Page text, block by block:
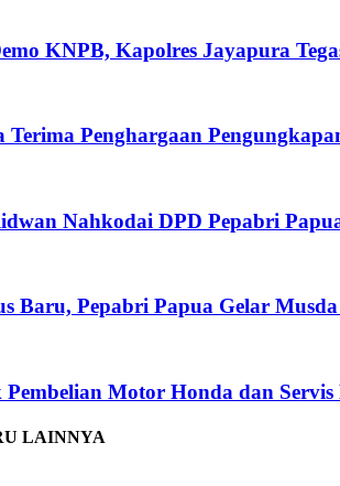
KNPB, Kapolres Jayapura
Terima Penghargaan
Nahkodai DPD Pepabri
Baru, Pepabri Papua Gelar
Motor Honda dan
LAINNYA